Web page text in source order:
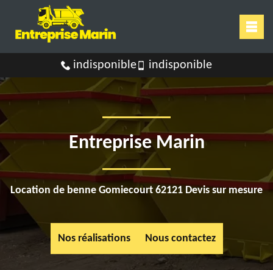
indisponible indisponible
Entreprise Marin
Location de benne Gomiecourt 62121 Devis sur mesure
Nos réalisations Nous contactez